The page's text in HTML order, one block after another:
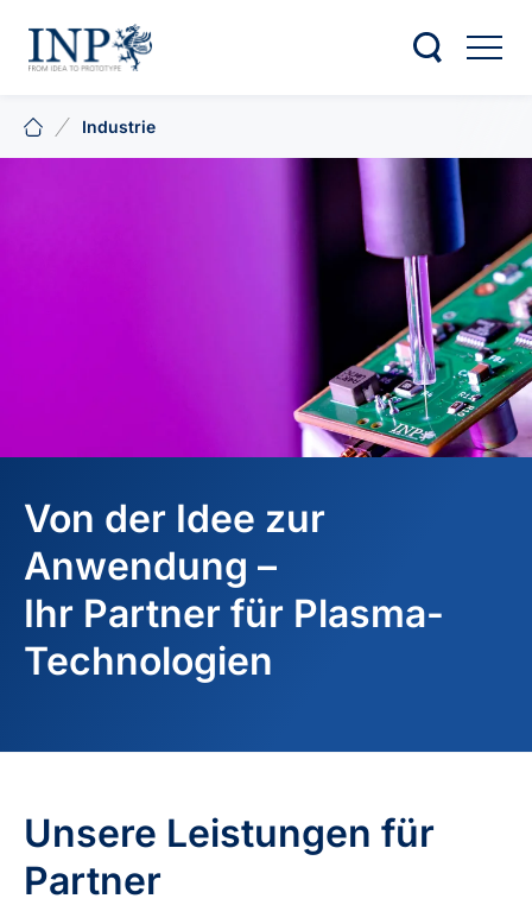
Industrie
Von der Idee zur
Anwendung –
Ihr Partner für Plasma-
Technologien
Unsere Leistungen für
Partner